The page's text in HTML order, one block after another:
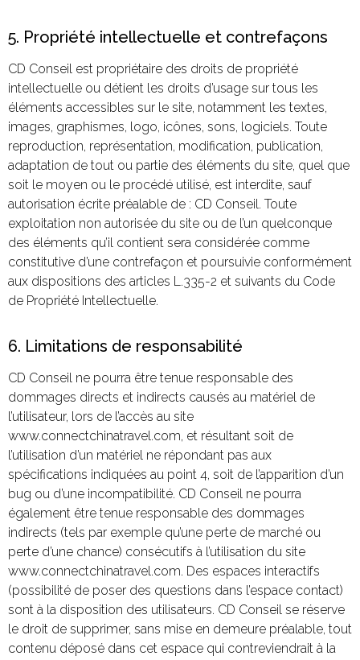
5. Propriété intellectuelle et contrefaçons
CD Conseil est propriétaire des droits de propriété
intellectuelle ou détient les droits d’usage sur tous les
éléments accessibles sur le site, notamment les textes,
images, graphismes, logo, icônes, sons, logiciels. Toute
reproduction, représentation, modification, publication,
adaptation de tout ou partie des éléments du site, quel que
soit le moyen ou le procédé utilisé, est interdite, sauf
autorisation écrite préalable de : CD Conseil. Toute
exploitation non autorisée du site ou de l’un quelconque
des éléments qu’il contient sera considérée comme
constitutive d’une contrefaçon et poursuivie conformément
aux dispositions des articles L.335-2 et suivants du Code
de Propriété Intellectuelle.
6. Limitations de responsabilité
CD Conseil ne pourra être tenue responsable des
dommages directs et indirects causés au matériel de
l’utilisateur, lors de l’accès au site
www.connectchinatravel.com, et résultant soit de
l’utilisation d’un matériel ne répondant pas aux
spécifications indiquées au point 4, soit de l’apparition d’un
bug ou d’une incompatibilité. CD Conseil ne pourra
également être tenue responsable des dommages
indirects (tels par exemple qu’une perte de marché ou
perte d’une chance) consécutifs à l’utilisation du site
www.connectchinatravel.com. Des espaces interactifs
(possibilité de poser des questions dans l’espace contact)
sont à la disposition des utilisateurs. CD Conseil se réserve
le droit de supprimer, sans mise en demeure préalable, tout
contenu déposé dans cet espace qui contreviendrait à la